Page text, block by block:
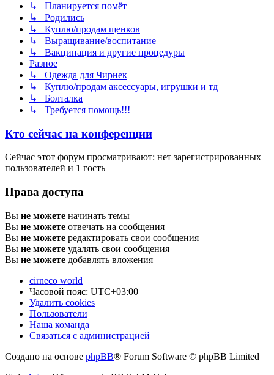
↳ Планируется помёт
↳ Родились
↳ Куплю/продам щенков
↳ Выращивание/воспитание
↳ Вакцинация и другие процедуры
Разное
↳ Одежда для Чирнек
↳ Куплю/продам аксессуары, игрушки и тд
↳ Болталка
↳ Требуется помощь!!!
Кто сейчас на конференции
Сейчас этот форум просматривают: нет зарегистрированных
пользователей и 1 гость
Права доступа
Вы не можете начинать темы
Вы не можете отвечать на сообщения
Вы не можете редактировать свои сообщения
Вы не можете удалять свои сообщения
Вы не можете добавлять вложения
cirneco world
Часовой пояс: UTC+03:00
Удалить cookies
Пользователи
Наша команда
Связаться с администрацией
Создано на основе phpBB® Forum Software © phpBB Limited